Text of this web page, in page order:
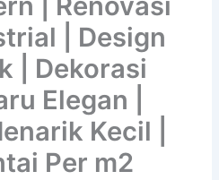
| Design
| Dekorasi
Elegan |
Kecil |
Per m2